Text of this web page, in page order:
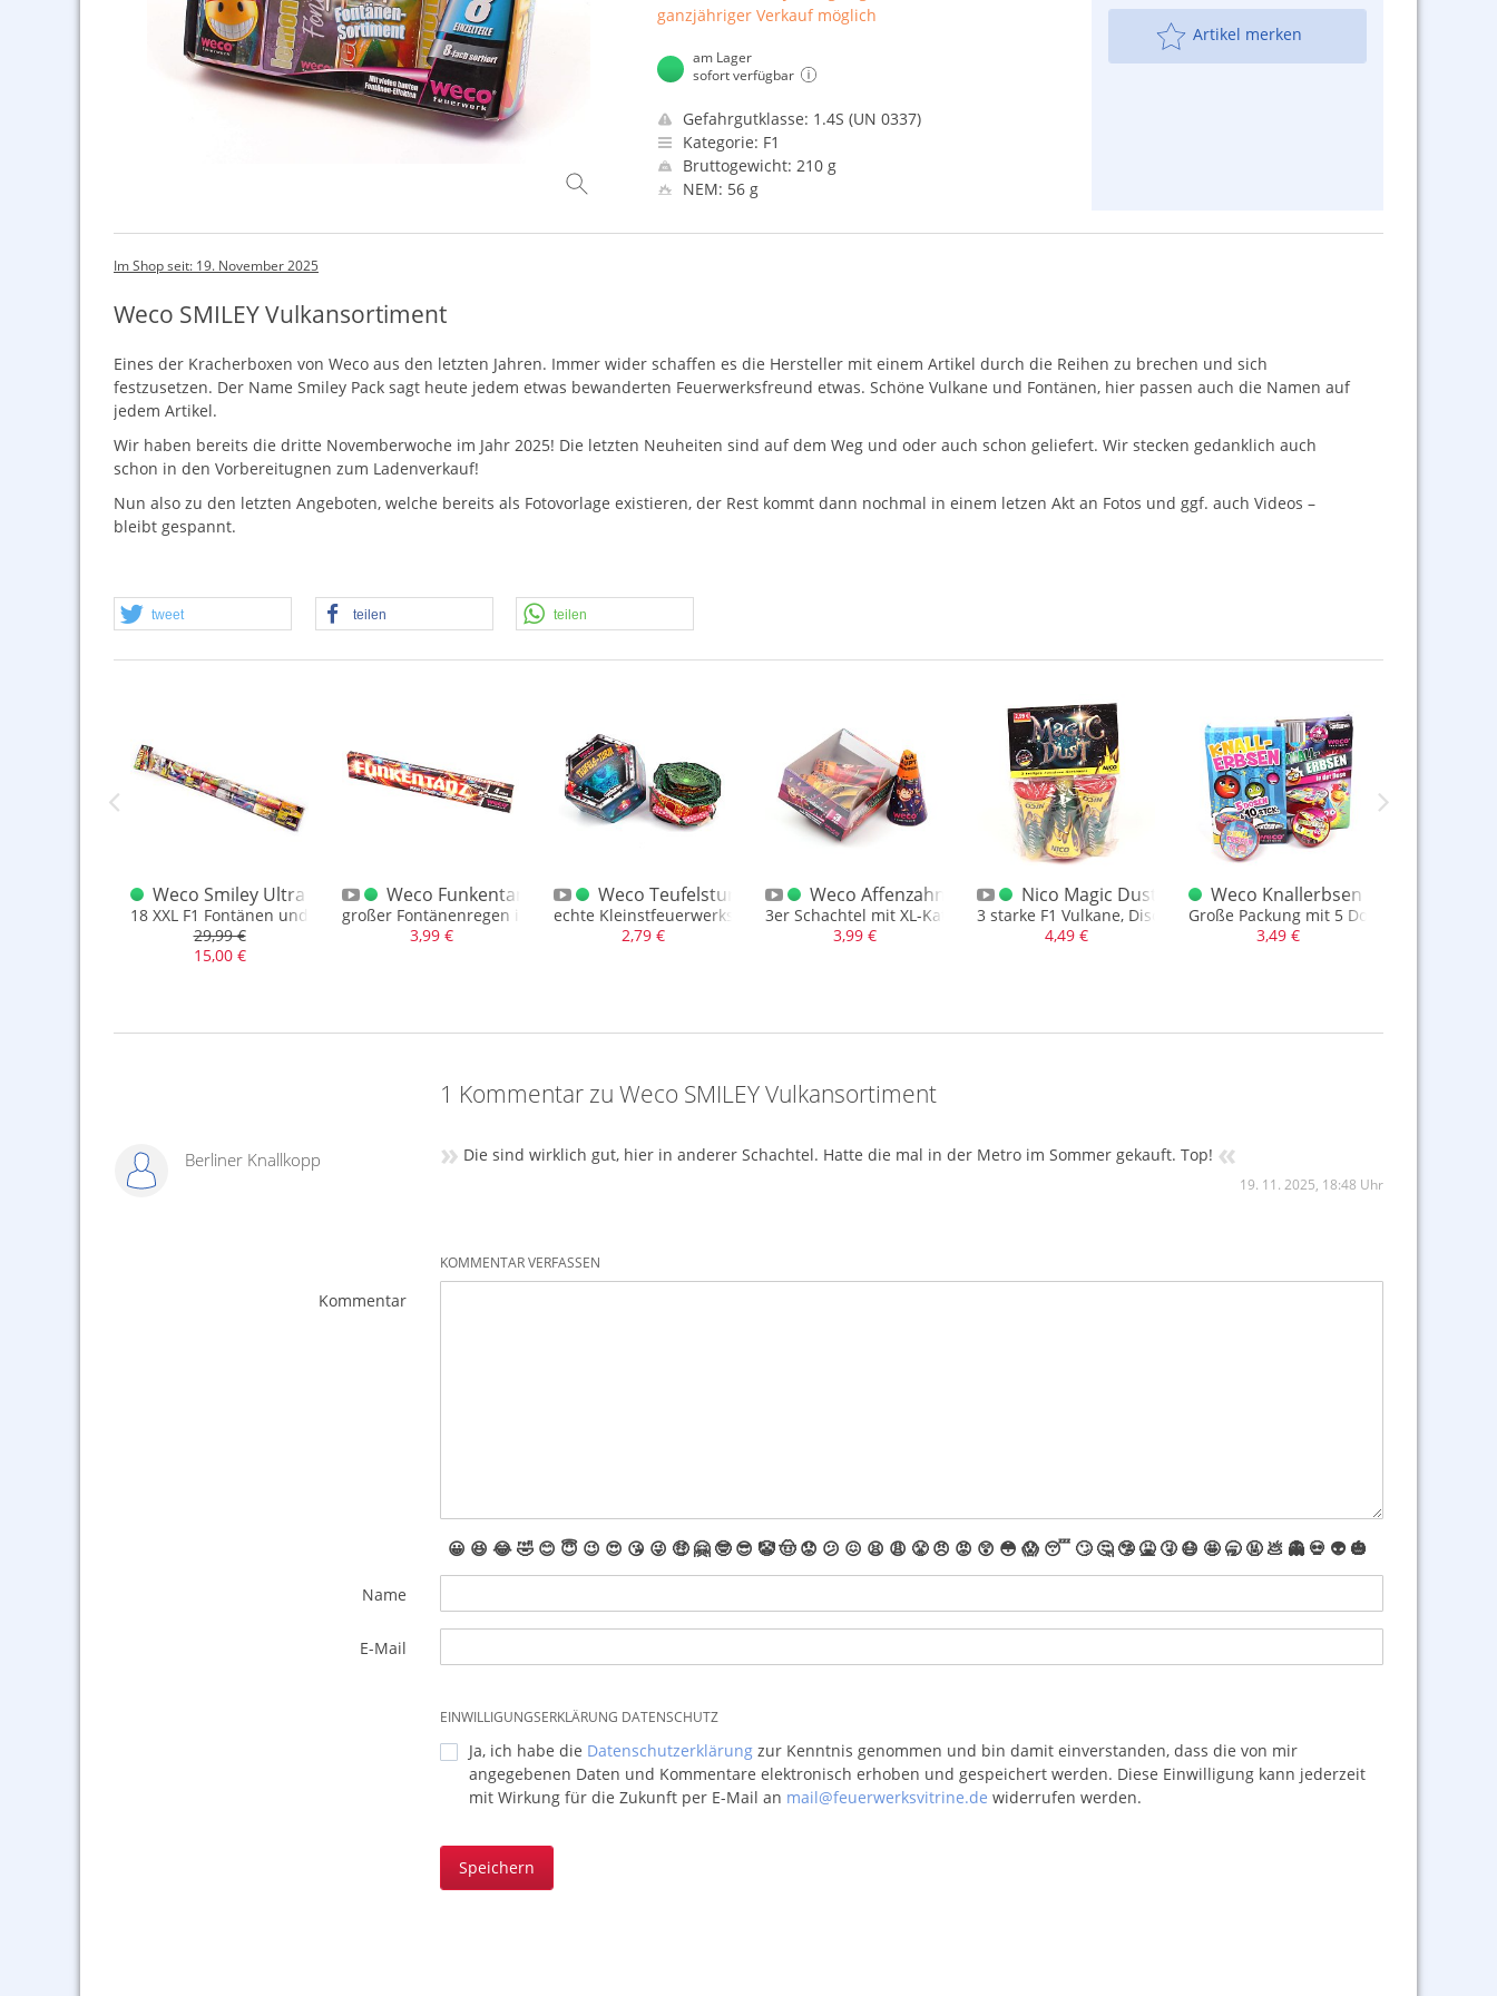
ganzjähriger Verkauf möglich
am Lager
sofort verfügbar
Gefahrgutklasse: 1.4S (UN 0337)
Kategorie: F1
Bruttogewicht: 210 g
NEM: 56 g
Artikel merken
Im Shop seit: 19. November 2025
Weco SMILEY Vulkansortiment
Eines der Kracherboxen von Weco aus den letzten Jahren. Immer wider schaffen es die Hersteller mit einem Artikel durch die Reihen zu brechen und sich
festzusetzen. Der Name Smiley Pack sagt heute jedem etwas bewanderten Feuerwerksfreund etwas. Schöne Vulkane und Fontänen, hier passen auch die Namen auf
jedem Artikel.
Wir haben bereits die dritte Novemberwoche im Jahr 2025! Die letzten Neuheiten sind auf dem Weg und oder auch schon geliefert. Wir stecken gedanklich auch
schon in den Vorbereitugnen zum Ladenverkauf!
Nun also zu den letzten Angeboten, welche bereits als Fotovorlage existieren, der Rest kommt dann nochmal in einem letzen Akt an Fotos und ggf. auch Videos –
bleibt gespannt.
tweet teilen teilen
5 vor 12
und gute Laune
Weco Smiley Ultra Pack XXL
18 XXL F1 Fontänen und Vulkane
29,99 €
15,00 €
Weco Funkentanz XXL
großer Fontänenregen in Blau mit Verwandlung zu Titanfunken
3,99 €
Weco Teufelsturm
echte Kleinstfeuerwerkskunst aus China
2,79 €
Weco Affenzahn
3er Schachtel mit XL-Kat. 1 NEM
3,99 €
Nico Magic Dust 3er Vulkansortiment
3 starke F1 Vulkane, Discounter Artikel 2022
4,49 €
Weco Knallerbsen XXL 5 x 10
Große Packung mit 5 Dosen,
3,49 €
1 Kommentar zu Weco SMILEY Vulkansortiment
Berliner Knallkopp » Die sind wirklich gut, hier in anderer Schachtel. Hatte die mal in der Metro im Sommer gekauft. Top! «
19. 11. 2025, 18:48 Uhr
KOMMENTAR VERFASSEN
Kommentar
😀 😆 😂🤣 😊 😇 😉 😍 😘 😜 🤑 🤗 🤓 😎 🤡🤠 😟 😕 😖 😫 😩 😤 😠 😡 😲 😳 😱 😴 🙄 🤔 🤥 🤮 🤧 😷 🤩 🥱 🤬 💩 👻 💀 👽 🎃
Name
E-Mail
EINWILLIGUNGSERKLÄRUNG DATENSCHUTZ
Ja, ich habe die Datenschutzerklärungzur Kenntnis genommen und bin damit einverstanden, dass die von mir
angegebenen Daten und Kommentare elektronisch erhoben und gespeichert werden. Diese Einwilligung kann jederzeit
mit Wirkung für die Zukunft per E-Mail an mail@feuerwerksvitrine.de widerrufen werden.
Speichern